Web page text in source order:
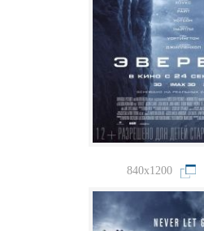
840x1200